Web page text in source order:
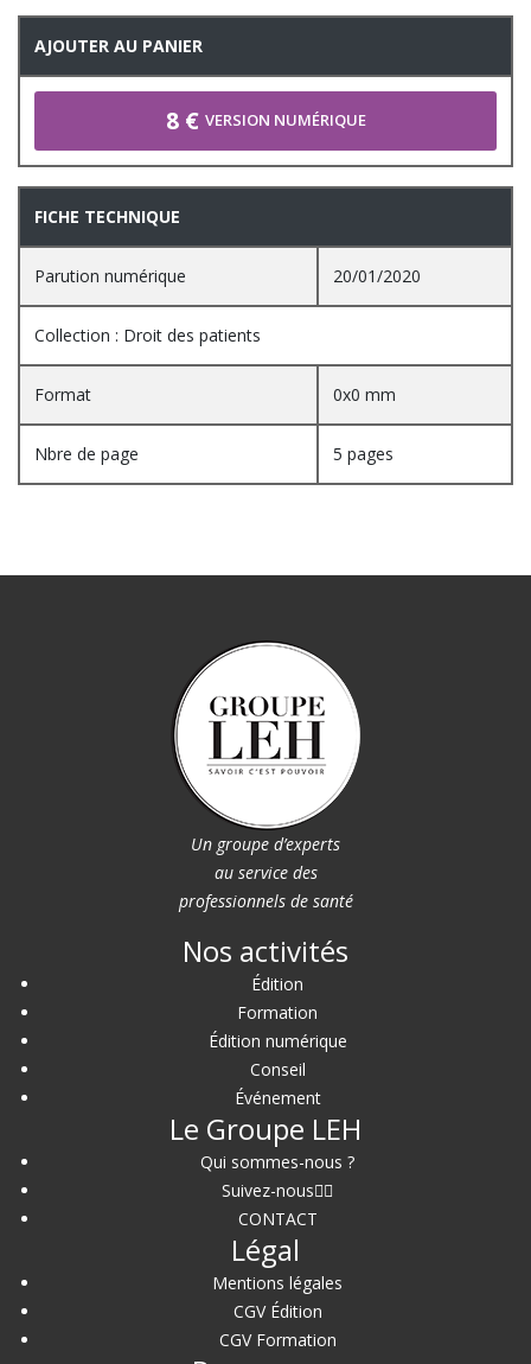
AJOUTER AU PANIER
8 € VERSION NUMÉRIQUE
FICHE TECHNIQUE
Parution numérique 20/01/2020
Collection : Droit des patients
Format 0x0 mm
Nbre de page 5 pages
Un groupe d’experts
au service des
professionnels de santé
Nos activités
Édition
Formation
Édition numérique
Conseil
Événement
Le Groupe LEH
Qui sommes-nous ?
Suivez-nous
CONTACT
Légal
Mentions légales
CGV Édition
CGV Formation